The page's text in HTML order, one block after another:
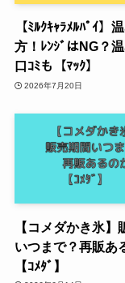
【ﾐﾙｸｷｬﾗﾒﾙﾊﾟｲ】
方！ﾚﾝｼﾞはNG？
口ｺﾐも【ﾏｯｸ】
2026年7月20日
【コメダかき氷】
いつまで？再販あ
【ｺﾒﾀﾞ】